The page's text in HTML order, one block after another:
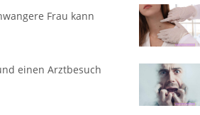
Frau kann
einen Arztbesuch